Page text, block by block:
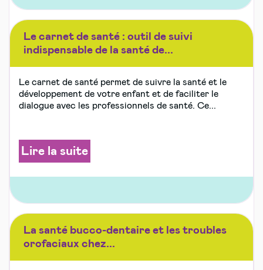
Le carnet de santé : outil de suivi
indispensable de la santé de...
Le carnet de santé permet de suivre la santé et le
développement de votre enfant et de faciliter le
dialogue avec les professionnels de santé. Ce...
Lire la suite
La santé bucco-dentaire et les troubles
orofaciaux chez...